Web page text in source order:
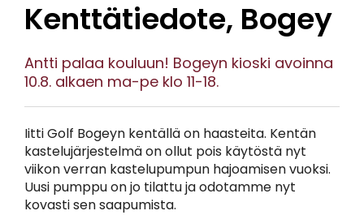
Kenttätiedote, Bogey
Antti palaa kouluun! Bogeyn kioski avoinna
10.8. alkaen ma-pe klo 11-18.
Iitti Golf Bogeyn kentällä on haasteita. Kentän
kastelujärjestelmä on ollut pois käytöstä nyt
viikon verran kastelupumpun hajoamisen vuoksi.
Uusi pumppu on jo tilattu ja odotamme nyt
kovasti sen saapumista.